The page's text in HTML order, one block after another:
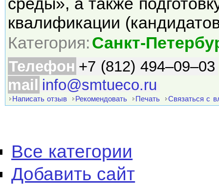
квалификации
Категория:Санкт-
Телефон +7 (812) 494–09–03
mail info@smtueco.ru
Написать отзыв Рекомендовать Печать Связаться с
Все категории
Добавить сайт